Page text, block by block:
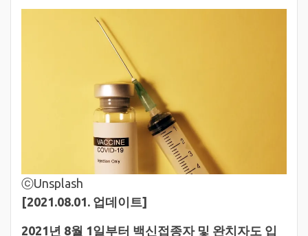
ⓒUnsplash
[2021.08.01. 업데이트]
2021년 8월 1일부터 백신접종자 및 완치자도 입